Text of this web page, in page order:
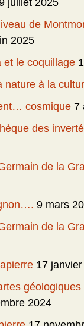
juillet 2025
de
2025
et le coquillage
nature à la
cosmique 7
des
de la
9 mars
de la
17
géologiques
2024